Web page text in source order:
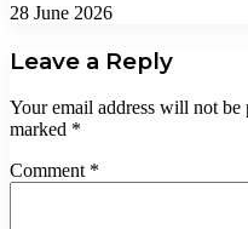
28 June 2026
Leave a Reply
Your email address will not be
marked *
Comment *